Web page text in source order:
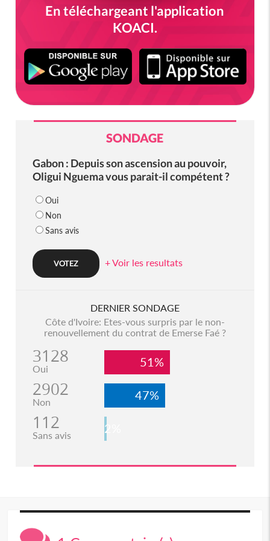
En téléchargeant l'application
KOACI.
SONDAGE
Gabon : Depuis son ascension au pouvoir,
Oligui Nguema vous parait-il compétent ?
Oui
Non
Sans avis
+ Voir les resultats
DERNIER SONDAGE
Côte d'Ivoire: Etes-vous surpris par le non-
renouvellement du contrat de Emerse Faé ?
3128
Oui 51%
2902
Non 47%
112
Sans avis 2%